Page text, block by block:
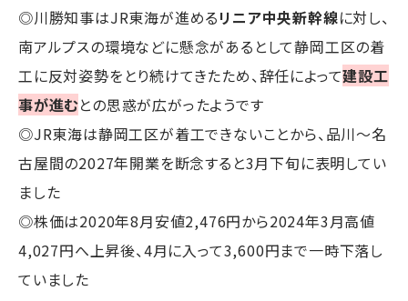
◎川勝知事はJR東海が進めるリニア中央新幹線に対し、
南アルプスの環境などに懸念があるとして静岡工区の着
工に反対姿勢をとり続けてきたため、辞任によって建設工
事が進むとの思惑が広がったようです
◎JR東海は静岡工区が着工できないことから、品川～名
古屋間の2027年開業を断念すると3月下旬に表明してい
ました
◎株価は2020年8月安値2,476円から2024年3月高値
4,027円へ上昇後、4月に入って3,600円まで一時下落し
ていました